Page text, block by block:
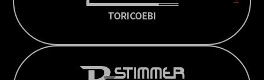
TORICOEBI